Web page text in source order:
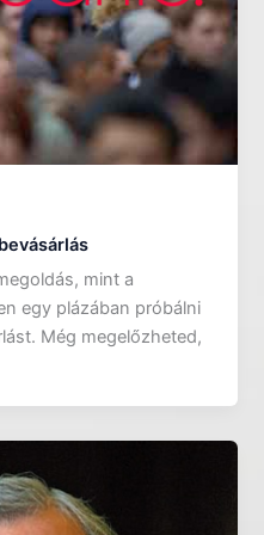
mint a
egy plázában próbálni
Még megelőzheted,